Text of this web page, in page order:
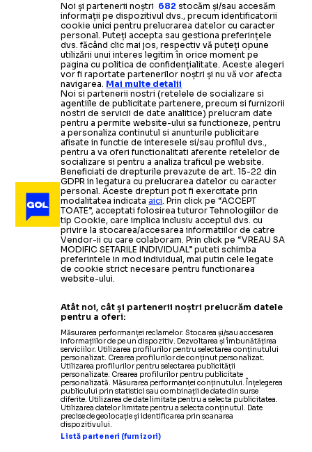
Noi și partenerii noștri 682 stocăm și/sau accesăm
informații pe dispozitivul dvs., precum identificatorii
cookie unici pentru prelucrarea datelor cu caracter
personal. Puteți accepta sau gestiona preferințele
dvs. făcând clic mai jos, respectiv vă puteți opune
utilizării unui interes legitim în orice moment pe
pagina cu politica de confidențialitate. Aceste alegeri
vor fi raportate partenerilor noștri și nu vă vor afecta
navigarea. Mai multe detalii
Noi si partenerii nostri (retelele de socializare si
agentiile de publicitate partenere, precum si furnizorii
nostri de servicii de date analitice) prelucram date
pentru a permite website-ului sa functioneze, pentru
a personaliza continutul si anunturile publicitare
afisate in functie de interesele si/sau profilul dvs.,
pentru a va oferi functionalitati aferente retelelor de
socializare si pentru a analiza traficul pe website.
Beneficiati de drepturile prevazute de art. 15-22 din
GDPR in legatura cu prelucrarea datelor cu caracter
personal. Aceste drepturi pot fi exercitate prin
modalitatea indicataaici. Prin click pe “ACCEPT
TOATE”, acceptati folosirea tuturor Tehnologiilor de
tip Cookie, care implica inclusiv acceptul dvs. cu
privire la stocarea/accesarea informatiilor de catre
Vendor-ii cu care colaboram. Prin click pe “VREAU SA
MODIFIC SETARILE INDIVIDUAL” puteti schimba
preferintele in mod individual, mai putin cele legate
de cookie strict necesare pentru functionarea
website-ului.
Atât noi, cât și partenerii noștri prelucrăm datele
pentru a oferi:
Măsurarea performanței reclamelor. Stocarea și/sau accesarea
informațiilor de pe un dispozitiv. Dezvoltarea și îmbunătățirea
serviciilor. Utilizarea profilurilor pentru selectarea conținutului
personalizat. Crearea profilurilor de conținut personalizat.
Utilizarea profilurilor pentru selectarea publicității
personalizate. Crearea profilurilor pentru publicitate
personalizată. Măsurarea performanței conținutului. Înțelegerea
publicului prin statistici sau combinații de date din surse
diferite. Utilizarea de date limitate pentru a selecta publicitatea.
Utilizarea datelor limitate pentru a selecta conținutul. Date
precise de geolocație și identificarea prin scanarea
dispozitivului.
Listă parteneri (furnizori)